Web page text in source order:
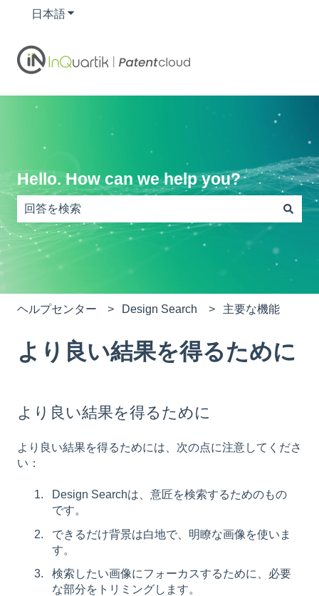
日本語翻訳のサブメニューを表示
Hello. How can we help you?
検索フィールドが空なので、候補はありません。
ヘルプセンター Design Search 主要な機能
より良い結果を得るために
より良い結果を得るために
より良い結果を得るためには、次の点に注意してくださ
い：
Design Searchは、意匠を検索するためのもの
です。
できるだけ背景は白地で、明瞭な画像を使いま
す。
検索したい画像にフォーカスするために、必要
な部分をトリミングします。